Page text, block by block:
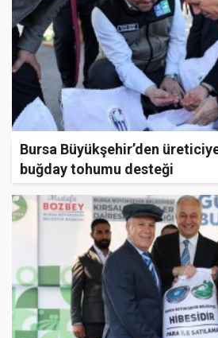
Bursa Büyükşehir’den
buğday tohumu desteği